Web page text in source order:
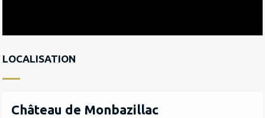
LOCALISATION
Château de Monbazillac